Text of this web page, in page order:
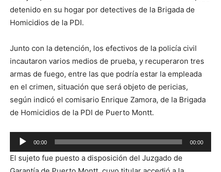
detenido en su hogar por detectives de la Brigada de
Homicidios de la PDI.
Junto con la detención, los efectivos de la policía civil
incautaron varios medios de prueba, y recuperaron tres
armas de fuego, entre las que podría estar la empleada
en el crimen, situación que será objeto de pericias,
según indicó el comisario Enrique Zamora, de la Brigada
de Homicidios de la PDI de Puerto Montt.
Reproductor
de
audio
00:00 00:00
El sujeto fue puesto a disposición del Juzgado de